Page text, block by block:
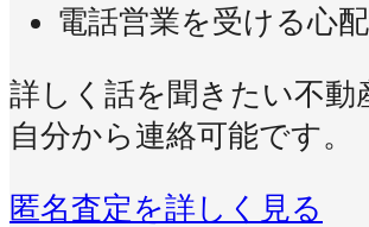
電話営業を受ける心
詳しく話を聞きたい不動
自分から連絡可能です。
匿名査定を詳しく見る